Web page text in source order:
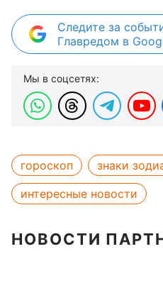
Следите за
Главредом в
Мы в соцсетях:
гороскоп
знаки
интересные новости
НОВОСТИ